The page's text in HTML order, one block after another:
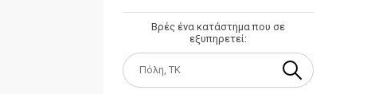
Βρές ένα κατάστημα που σε
εξυπηρετεί: